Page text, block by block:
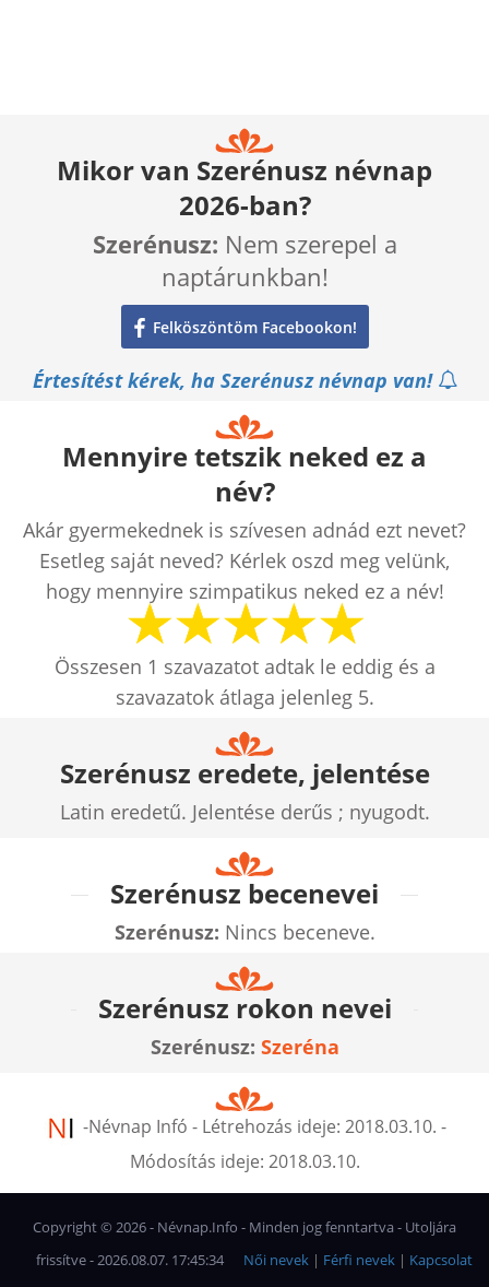
Mikor van Szerénusz névnap
2026-ban?
Szerénusz: Nem szerepel a
naptárunkban!
Felköszöntöm Facebookon!
Értesítést kérek, ha Szerénusz névnap van!
Mennyire tetszik neked ez a
név?
Akár gyermekednek is szívesen adnád ezt nevet?
Esetleg saját neved? Kérlek oszd meg velünk,
hogy mennyire szimpatikus neked ez a név!
Összesen 1 szavazatot adtak le eddig és a
szavazatok átlaga jelenleg 5.
Szerénusz eredete, jelentése
Latin eredetű. Jelentése derűs ; nyugodt.
Szerénusz becenevei
Szerénusz: Nincs beceneve.
Szerénusz rokon nevei
Szerénusz: Szeréna
-Névnap Infó - Létrehozás ideje: 2018.03.10. -
Módosítás ideje: 2018.03.10.
Copyright © 2026- Névnap.Info - Minden jog fenntartva - Utoljára
frissítve - 2026.08.07. 17:45:34
Kapcsolat
|
Férfi nevek
|
Női nevek